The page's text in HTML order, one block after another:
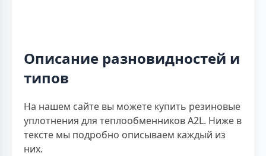
Описание разновидностей и
типов
На нашем сайте вы можете купить резиновые
уплотнения для теплообменников A2L. Ниже в
тексте мы подробно описываем каждый из
них.